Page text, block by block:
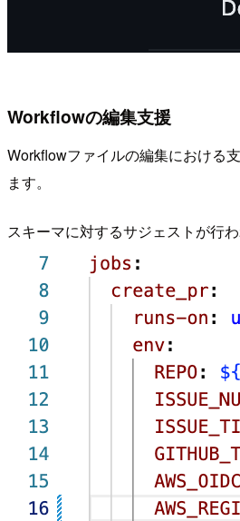
Workflowの編集支援
Workflowファイルの編集における
ます。
スキーマに対するサジェストが行